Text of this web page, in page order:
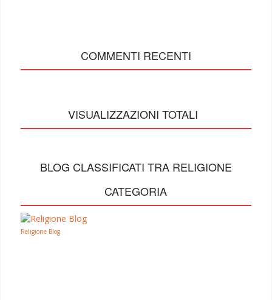
COMMENTI RECENTI
VISUALIZZAZIONI TOTALI
BLOG CLASSIFICATI TRA RELIGIONE
CATEGORIA
Religione Blog